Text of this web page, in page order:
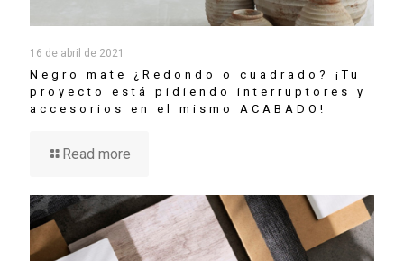
16 de abril de 2021
Negro mate ¿Redondo o cuadrado? ¡Tu
proyecto está pidiendo interruptores y
accesorios en el mismo ACABADO!
Read more